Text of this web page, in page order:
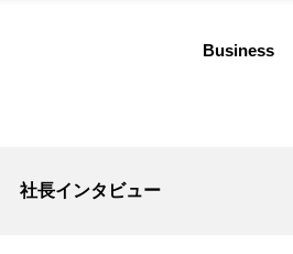
Business
社長インタビュー